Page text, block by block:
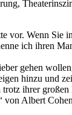
vor. Wenn Sie
ich ihren
gehen
hinzu und
ihrer großen
von Albert